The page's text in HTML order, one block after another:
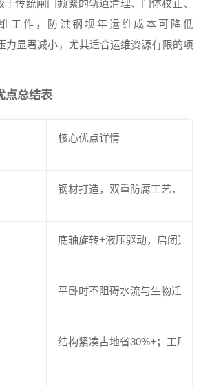
传统闸门频繁的轨道清理、门体校正、
工作，防洪钢坝年运维成本可降低
力显著减小，尤其适合运维资源有限的项
点总结表
核心优点详情
钢材打造，双重防腐工艺，抗
底轴旋转+液压驱动，启闭迅
平卧时不阻碍水流与生物迁徙
结构紧凑占地省30%+；工厂